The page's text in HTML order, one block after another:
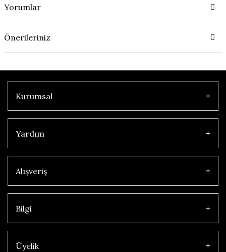
Yorumlar
Önerileriniz
Kurumsal
Yardım
Alışveriş
Bilgi
Üyelik